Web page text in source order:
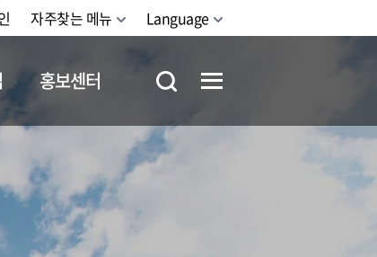
자주찾는 메뉴 Language
홍보센터